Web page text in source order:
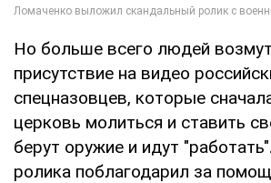
Но больше всего людей
присутствие на видео
спецназовцев, которые
церковь молиться и ставить
берут оружие и идут
ролика поблагодарил за